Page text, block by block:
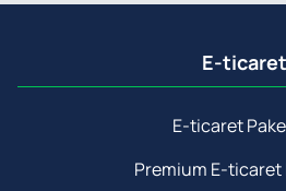
E-ticaret
E-ticaret
Premium E-ticaret